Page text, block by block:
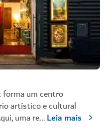
forma um centro
artístico e cultural
uma re...Leia mais